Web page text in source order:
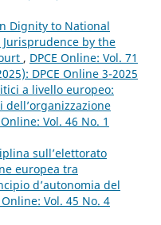
Dignity to National
by the
, DPCE Online: Vol. 71
DPCE Online 3-2025
a livello europeo:
dell’organizzazione
Online: Vol. 46 No. 1
sull’elettorato
europea tra
d’autonomia del
Online: Vol. 45 No. 4